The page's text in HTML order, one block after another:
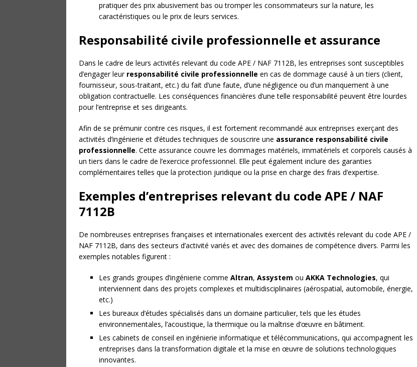
pratiquer des prix abusivement bas ou tromper les consommateurs sur la nature, les
caractéristiques ou le prix de leurs services.
Responsabilité civile professionnelle et assurance
Dans le cadre de leurs activités relevant du code APE / NAF 7112B, les entreprises sont susceptibles
d’engager leur responsabilité civile professionnelle en cas de dommage causé à un tiers (client,
fournisseur, sous-traitant, etc.) du fait d’une faute, d’une négligence ou d’un manquement à une
obligation contractuelle. Les conséquences financières d’une telle responsabilité peuvent être lourdes
pour l’entreprise et ses dirigeants.
Afin de se prémunir contre ces risques, il est fortement recommandé aux entreprises exerçant des
activités d’ingénierie et d’études techniques de souscrire une assurance responsabilité civile
professionnelle. Cette assurance couvre les dommages matériels, immatériels et corporels causés à
un tiers dans le cadre de l’exercice professionnel. Elle peut également inclure des garanties
complémentaires telles que la protection juridique ou la prise en charge des frais d’expertise.
Exemples d’entreprises relevant du code APE / NAF
7112B
De nombreuses entreprises françaises et internationales exercent des activités relevant du code APE /
NAF 7112B, dans des secteurs d’activité variés et avec des domaines de compétence divers. Parmi les
exemples notables figurent :
Les grands groupes d’ingénierie comme Altran, Assystem ou AKKA Technologies, qui
interviennent dans des projets complexes et multidisciplinaires (aérospatial, automobile, énergie,
etc.)
Les bureaux d’études spécialisés dans un domaine particulier, tels que les études
environnementales, l’acoustique, la thermique ou la maîtrise d’œuvre en bâtiment.
Les cabinets de conseil en ingénierie informatique et télécommunications, qui accompagnent les
entreprises dans la transformation digitale et la mise en œuvre de solutions technologiques
innovantes.